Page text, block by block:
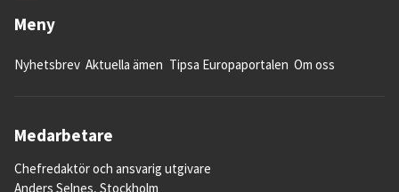
Meny
Nyhetsbrev Aktuella ämen Tipsa Europaportalen Om oss
Medarbetare
Chefredaktör och ansvarig utgivare
Anders Selnes, Stockholm